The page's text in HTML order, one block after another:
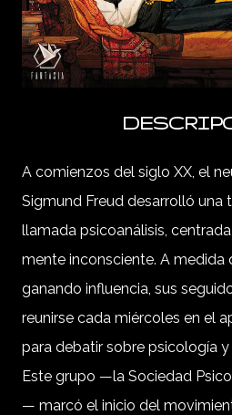
A comienzos del siglo XX, el
Sigmund Freud desarrolló una
llamada psicoanálisis,
mente inconsciente. A medida
ganando influencia, sus
reunirse cada miércoles en el
para debatir sobre psicología
Este grupo —la Sociedad
— marcó el inicio del